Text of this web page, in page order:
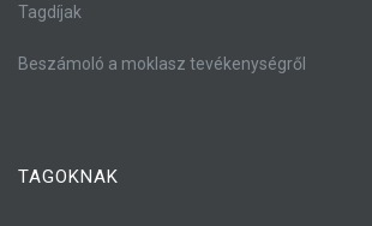
Tagdíjak
Beszámoló a moklasz tevékenységről
TAGOKNAK